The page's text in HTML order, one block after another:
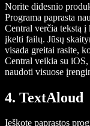
Norite didesnio
Programa paprasta
Central verčia tekstą
įkelti failų. Jūsų
visada greitai rasite,
Central veikia su
naudoti visuose
4. TextAloud
Ieškote paprastos